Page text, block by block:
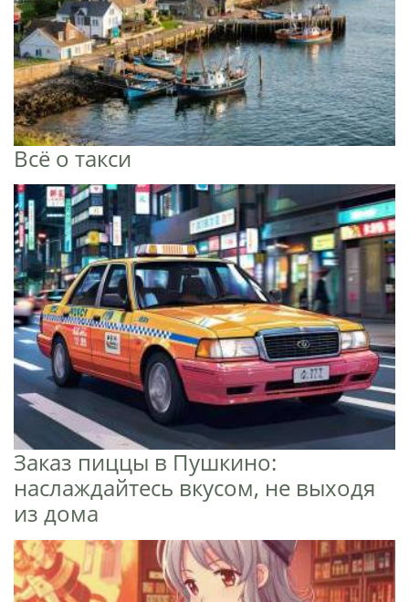
Всё о такси
Заказ пиццы в Пушкино:
наслаждайтесь вкусом, не выходя
из дома